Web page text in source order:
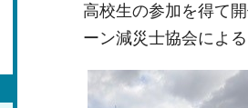
高校生の参加を得て
ーン減災士協会によ